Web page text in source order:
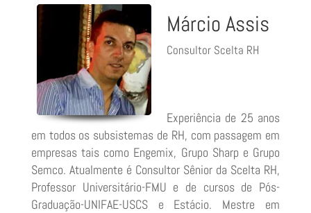
Márcio Assis
Consultor Scelta RH
Experiência de 25 anos
em todos os subsistemas de RH, com passagem em
empresas tais como Engemix, Grupo Sharp e Grupo
Semco. Atualmente é Consultor Sênior da Scelta RH,
Professor Universitário-FMU e de cursos de Pós-
Graduação-UNIFAE-USCS e Estácio. Mestre em